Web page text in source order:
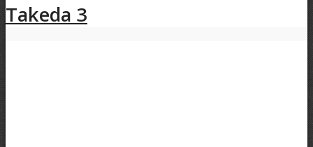
Takeda 3